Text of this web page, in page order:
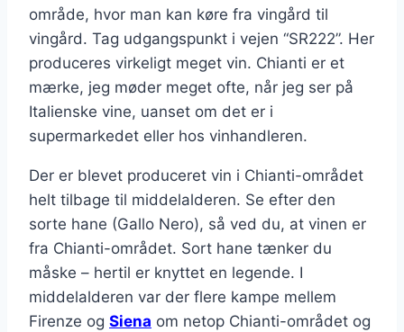
område, hvor man kan køre fra vingård til
vingård. Tag udgangspunkt i vejen “SR222”. Her
produceres virkeligt meget vin. Chianti er et
mærke, jeg møder meget ofte, når jeg ser på
Italienske vine, uanset om det er i
supermarkedet eller hos vinhandleren.
Der er blevet produceret vin i Chianti-området
helt tilbage til middelalderen. Se efter den
sorte hane (Gallo Nero), så ved du, at vinen er
fra Chianti-området. Sort hane tænker du
måske – hertil er knyttet en legende. I
middelalderen var der flere kampe mellem
Firenze og Siena om netop Chianti-området og